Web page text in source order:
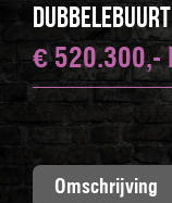
Dubbelebuurt
€ 520.300,-
Omschrijving